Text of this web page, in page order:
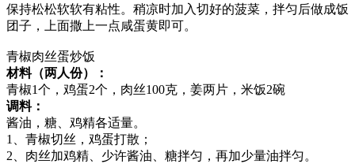
保持松松软软有粘性。稍凉时加入切好的菠菜，拌匀后做成饭
团子，上面撒上一点咸蛋黄即可。
青椒肉丝蛋炒饭
材料（两人份）：
青椒1个，鸡蛋2个，肉丝100克，姜两片，米饭2碗
调料：
酱油，糖、鸡精各适量。
1、青椒切丝，鸡蛋打散；
2、肉丝加鸡精、少许酱油、糖拌匀，再加少量油拌匀。